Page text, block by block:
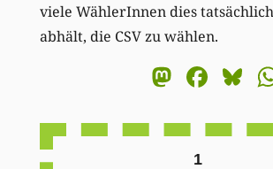
viele WählerInnen dies
abhält, die CSV zu wählen.
1